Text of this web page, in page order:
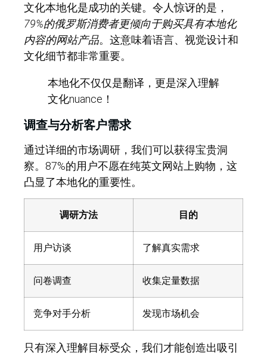
文化本地化是成功的关键。令人惊讶的是，
79%的俄罗斯消费者更倾向于购买具有本地化
内容的网站产品。这意味着语言、视觉设计和
文化细节都非常重要。
本地化不仅仅是翻译，更是深入理解
文化nuance！
调查与分析客户需求
通过详细的市场调研，我们可以获得宝贵洞
察。87%的用户不愿在纯英文网站上购物，这
凸显了本地化的重要性。
调研方法 目的
用户访谈 了解真实需求
问卷调查 收集定量数据
竞争对手分析 发现市场机会
只有深入理解目标受众，我们才能创造出吸引